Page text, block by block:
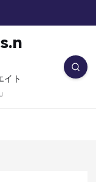
イト